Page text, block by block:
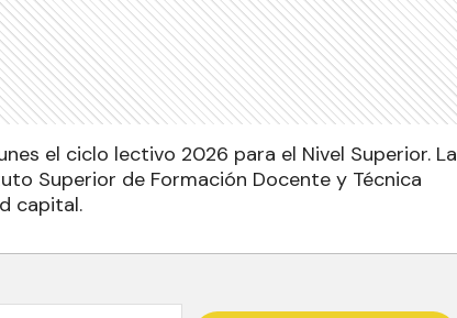
el ciclo lectivo 2026 para el Nivel Superior. La
Superior de Formación Docente y Técnica
capital.